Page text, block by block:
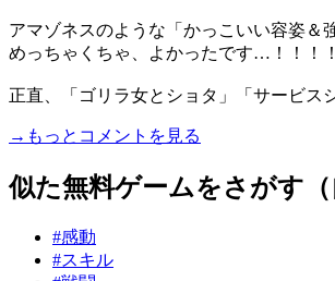
アマゾネスのような「かっこいい容姿＆
めっちゃくちゃ、よかったです…！！！
正直、「ゴリラ女とショタ」「サービス
→もっとコメントを見る
似た無料ゲームをさがす（
#感動
#スキル